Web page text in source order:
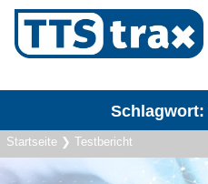
Schlagwort:
Startseite ❯Testbericht